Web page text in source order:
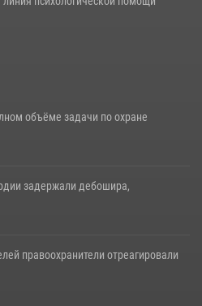
объёме задачи по охране
задержали дебошира,
правоохранители отреагировали